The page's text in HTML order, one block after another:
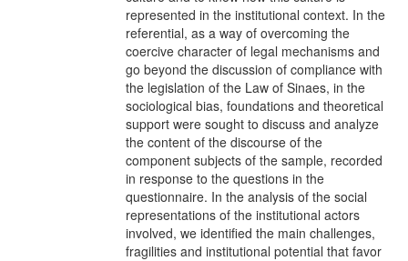
represented in the institutional context. In the
referential, as a way of overcoming the
coercive character of legal mechanisms and
go beyond the discussion of compliance with
the legislation of the Law of Sinaes, in the
sociological bias, foundations and theoretical
support were sought to discuss and analyze
the content of the discourse of the
component subjects of the sample, recorded
in response to the questions in the
questionnaire. In the analysis of the social
representations of the institutional actors
involved, we identified the main challenges,
fragilities and institutional potential that favor